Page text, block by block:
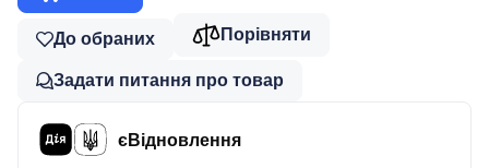
До обраних Порівняти
Задати питання про товар
єВідновлення